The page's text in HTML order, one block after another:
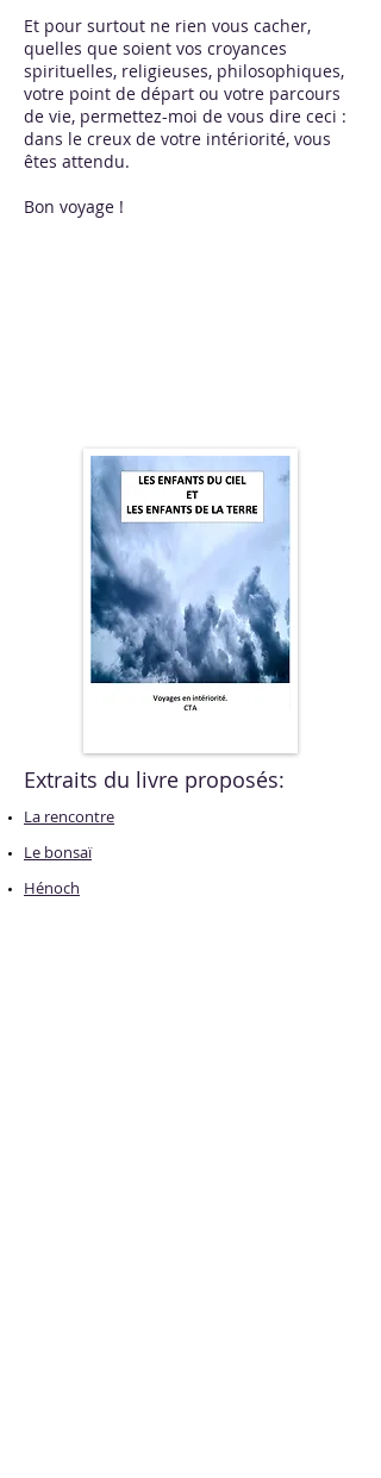
Et pour surtout ne rien vous cacher,
quelles que soient vos croyances
spirituelles, religieuses, philosophiques,
votre point de départ ou votre parcours
de vie, permettez-moi de vous dire ceci :
dans le creux de votre intériorité, vous
êtes attendu.
Bon voyage !
Extraits du livre proposés:
La rencontre
Le bonsaï
Hénoch